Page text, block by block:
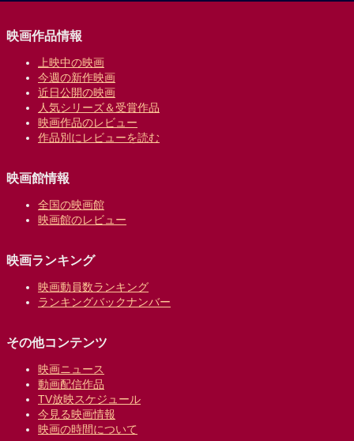
映画作品情報
上映中の映画
今週の新作映画
近日公開の映画
人気シリーズ＆受賞作品
映画作品のレビュー
作品別にレビューを読む
映画館情報
全国の映画館
映画館のレビュー
映画ランキング
映画動員数ランキング
ランキングバックナンバー
その他コンテンツ
映画ニュース
動画配信作品
TV放映スケジュール
今見る映画情報
映画の時間について